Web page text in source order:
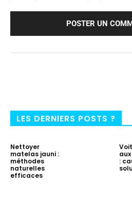
LES DERNIERS POSTS ?
Nettoyer
matelas jauni :
méthodes
naturelles
efficaces
: